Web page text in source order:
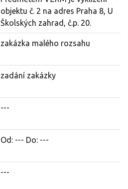
objektu č. 2 na adres Praha 8, U
Školských zahrad, č.p. 20.
zakázka malého rozsahu
zadání zakázky
---
Od: --- Do: ---
---